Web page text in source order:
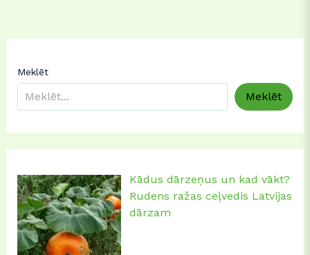
Meklēt
Meklēt
Kādus dārzeņus un kad vākt?
Rudens ražas ceļvedis Latvijas
dārzam